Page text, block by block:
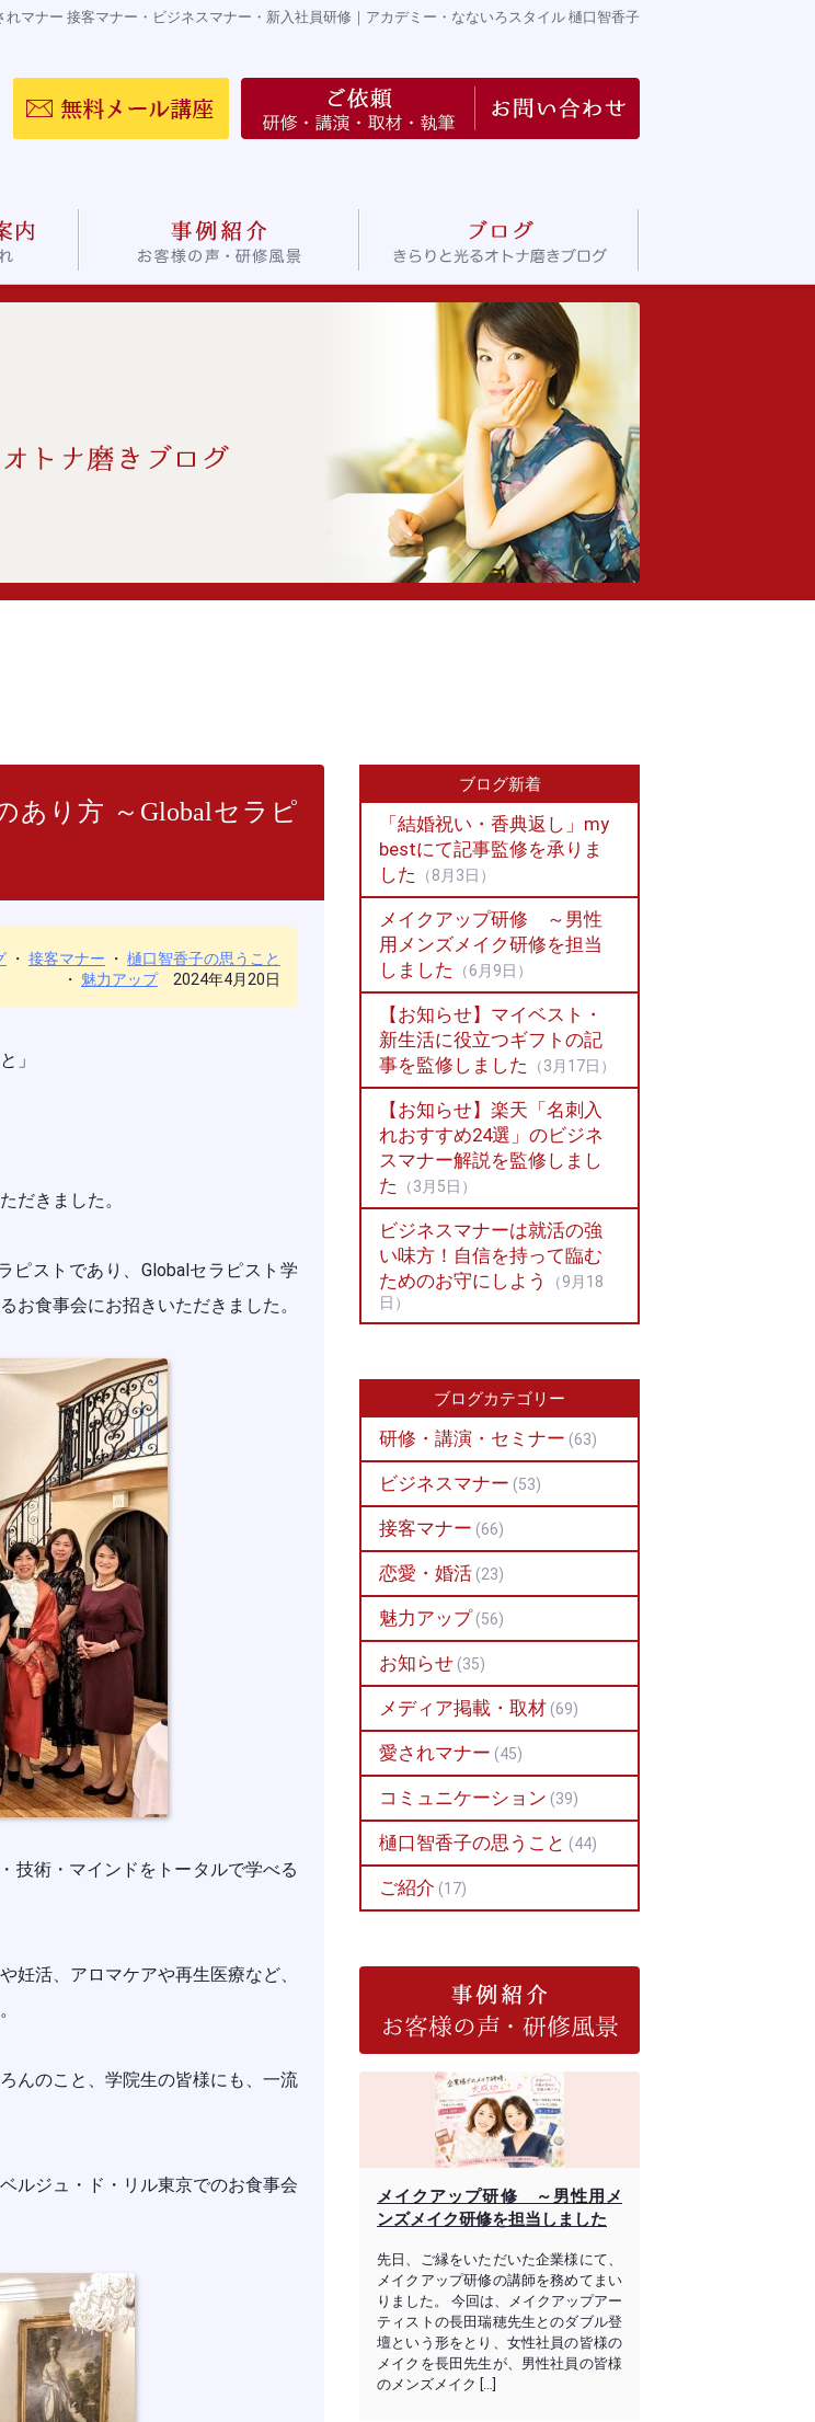
れマナー 接客マナー・ビジネスマナー・新入社員研修 ｜アカデミー・なないろスタイル 樋口智香子
あり方 ～Globalセラピ
・ 接客マナー ・ 樋口智香子の思うこと
・ 魅力アップ2024年4月20日
」
だきました。
ピストであり、Globalセラピスト学
お食事会にお招きいただきました。
技術・マインドをトータルで学べる
妊活、アロマケアや再生医療など、
んのこと、学院生の皆様にも、一流
ルジュ・ド・リル東京でのお食事会
ブログ新着
「結婚祝い・香典返し」my
bestにて記事監修を承りま
した
（8月3日）
メイクアップ研修 ～男性
用メンズメイク研修を担当
しました
（6月9日）
【お知らせ】マイベスト・
新生活に役立つギフトの記
事を監修しました
（3月17日）
【お知らせ】楽天「名刺入
れおすすめ24選」のビジネ
スマナー解説を監修しまし
た
（3月5日）
ビジネスマナーは就活の強
い味方！自信を持って臨む
ためのお守にしよう
（9月18
日）
ブログカテゴリー
研修・講演・セミナー (63)
ビジネスマナー (53)
接客マナー (66)
恋愛・婚活 (23)
魅力アップ (56)
お知らせ (35)
メディア掲載・取材 (69)
愛されマナー (45)
コミュニケーション (39)
樋口智香子の思うこと (44)
ご紹介 (17)
メイクアップ研修 ～男性用メ
ンズメイク研修を担当しました
先日、ご縁をいただいた企業様にて、
メイクアップ研修の講師を務めてまい
りました。 今回は、メイクアップアー
ティストの長田瑞穂先生とのダブル登
壇という形をとり、女性社員の皆様の
メイクを長田先生が、男性社員の皆様
のメンズメイク […]